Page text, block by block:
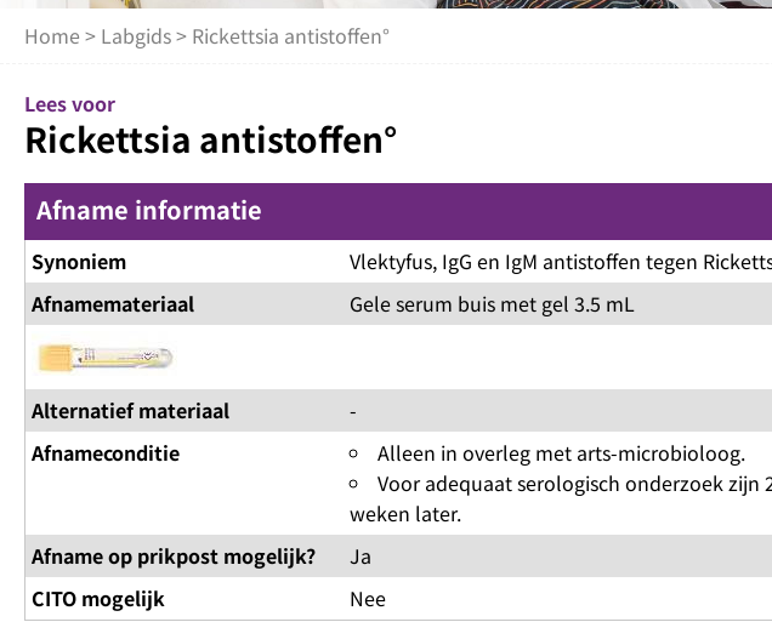
Home > Labgids> Rickettsia antistoffen°
Lees voor
Rickettsia antistoffen°
Afname informatie
Synoniem
Vlektyfus, IgG en IgM antistoffen tegen
Afnamemateriaal
Gele serum buis met gel 3.5 mL
Alternatief materiaal
-
Afnameconditie
Alleen in overleg met arts-microbioloog.
Voor adequaat serologisch onderzoek zijn
weken later.
Afname op prikpost mogelijk?
Ja
CITO mogelijk
Nee